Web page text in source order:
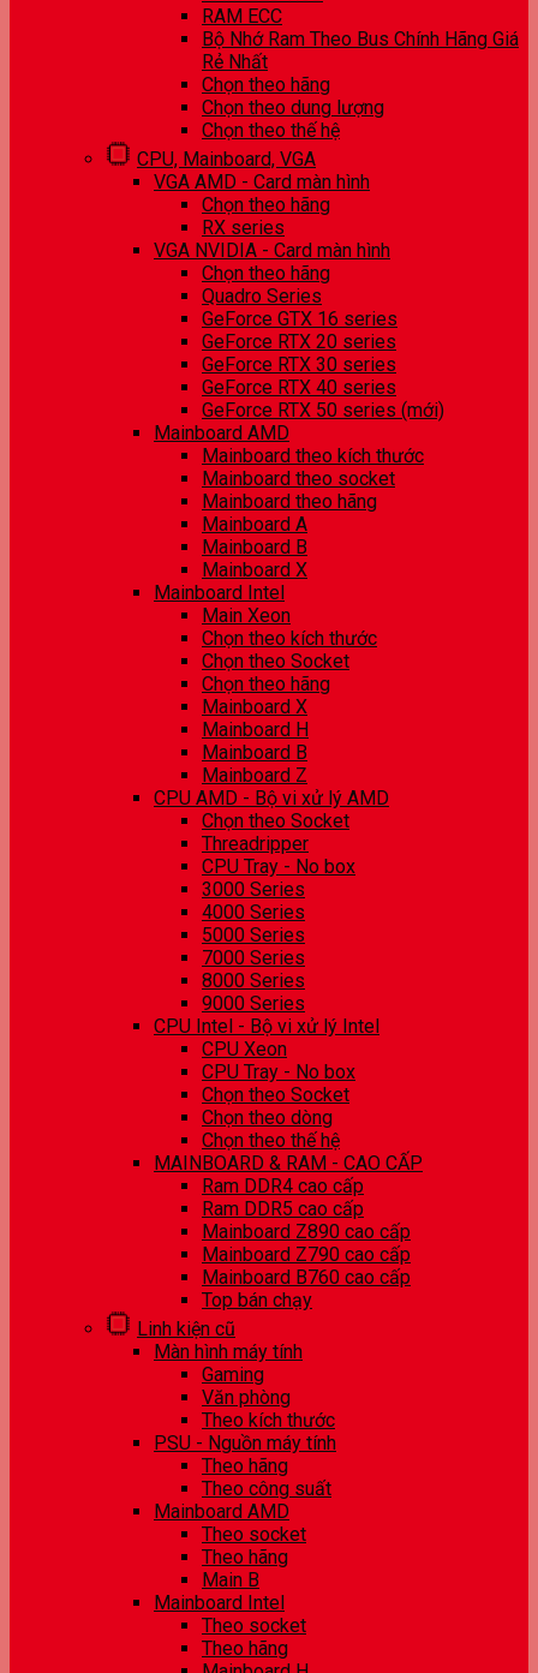
RAM ECC
Bộ Nhớ Ram Theo Bus Chính Hãng Giá
Rẻ Nhất
Chọn theo hãng
Chọn theo dung lượng
Chọn theo thế hệ
CPU, Mainboard, VGA
VGA AMD - Card màn hình
Chọn theo hãng
RX series
VGA NVIDIA - Card màn hình
Chọn theo hãng
Quadro Series
GeForce GTX 16 series
GeForce RTX 20 series
GeForce RTX 30 series
GeForce RTX 40 series
GeForce RTX 50 series (mới)
Mainboard AMD
Mainboard theo kích thước
Mainboard theo socket
Mainboard theo hãng
Mainboard A
Mainboard B
Mainboard X
Mainboard Intel
Main Xeon
Chọn theo kích thước
Chọn theo Socket
Chọn theo hãng
Mainboard X
Mainboard H
Mainboard B
Mainboard Z
CPU AMD - Bộ vi xử lý AMD
Chọn theo Socket
Threadripper
CPU Tray - No box
3000 Series
4000 Series
5000 Series
7000 Series
8000 Series
9000 Series
CPU Intel - Bộ vi xử lý Intel
CPU Xeon
CPU Tray - No box
Chọn theo Socket
Chọn theo dòng
Chọn theo thế hệ
MAINBOARD & RAM - CAO CẤP
Ram DDR4 cao cấp
Ram DDR5 cao cấp
Mainboard Z890 cao cấp
Mainboard Z790 cao cấp
Mainboard B760 cao cấp
Top bán chạy
Linh kiện cũ
Màn hình máy tính
Gaming
Văn phòng
Theo kích thước
PSU - Nguồn máy tính
Theo hãng
Theo công suất
Mainboard AMD
Theo socket
Theo hãng
Main B
Mainboard Intel
Theo socket
Theo hãng